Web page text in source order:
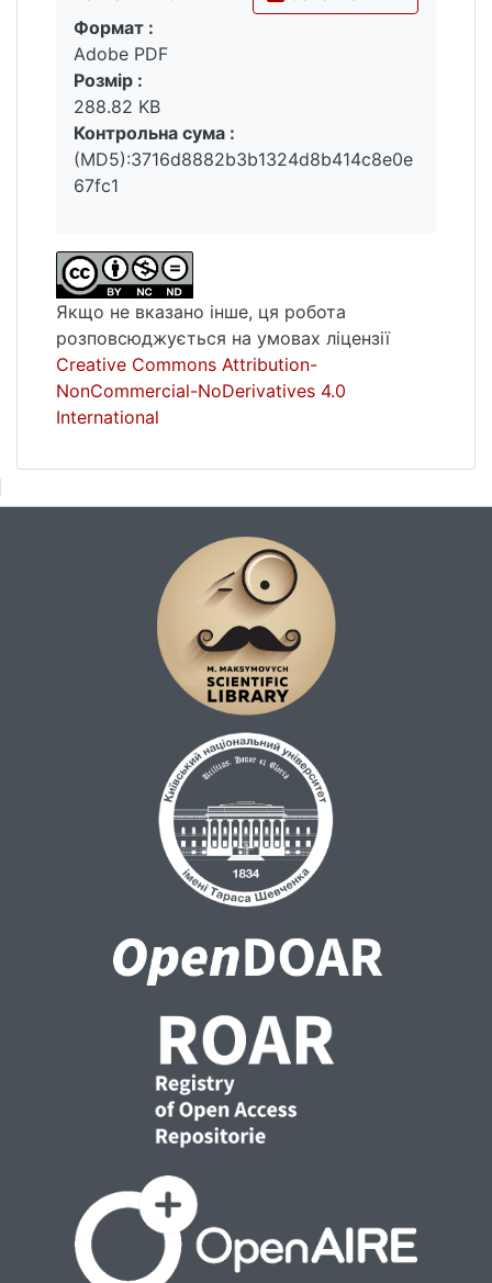
Вантажиться...
Формат :
Adobe PDF
Розмір :
288.82 KB
Контрольна сума :
(MD5):3716d8882b3b1324d8b414c8e0e
67fc1
Якщо не вказано інше, ця робота
розповсюджується на умовах ліцензії
Creative Commons Attribution-
NonCommercial-NoDerivatives 4.0
International